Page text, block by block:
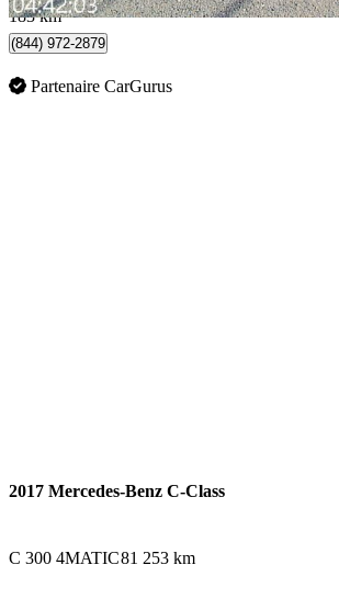
183 km
(844) 972-2879
Partenaire CarGurus
2017 Mercedes-Benz C-Class
C 300 4MATIC81 253 km